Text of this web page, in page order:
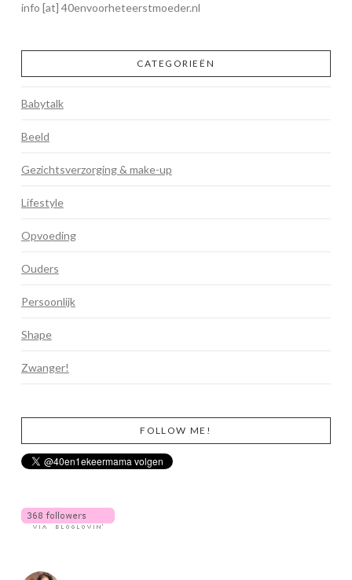
info [at] 40envoorheteerstmoeder.nl
CATEGORIEËN
Babytalk
Beeld
Gezichtsverzorging & make-up
Lifestyle
Opvoeding
Ouders
Persoonlijk
Shape
Zwanger!
FOLLOW ME!